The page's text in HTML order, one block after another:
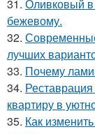
31. Оливковый в
бежевому.
32.
лучших
33. Почему
34.
квартиру в
35. Как